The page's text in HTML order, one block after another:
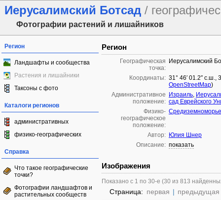
Иерусалимский Ботсад /
Фотографии растений и лишайников
Регион
Ландшафты и сообщества
Растения и лишайники
Таксоны с фото
Каталоги регионов
административных
физико-географических
Справка
Что такое географические
точки?
Фотографии ландшафтов и
растительных сообществ
Регион
Географическая
точка:
Иерусалимский
Координаты: 31° 46′ 01.2″ с.ш.,
OpenStreetMap)
Административное
положение:
Израиль,
сад Еврейского
Физико-
географическое
положение:
Автор: Юлия Шнер
Описание: показать
Изображения
Показано с 1 по 30-е (30 из 813
Страница: первая | предыдущая